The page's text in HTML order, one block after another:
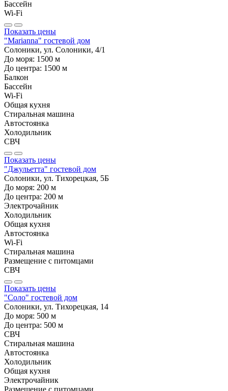
Бассейн
Wi-Fi
Показать цены
"Marianna" гостевой дом
Солоники, ул. Солоники, 4/1
До моря: 1500 м
До центра: 1500 м
Балкон
Бассейн
Wi-Fi
Общая кухня
Стиральная машина
Автостоянка
Холодильник
СВЧ
Показать цены
"Джульетта" гостевой дом
Солоники, ул. Тихорецкая, 5Б
До моря: 200 м
До центра: 200 м
Электрочайник
Холодильник
Общая кухня
Автостоянка
Wi-Fi
Стиральная машина
Размещение с питомцами
СВЧ
Показать цены
"Соло" гостевой дом
Солоники, ул. Тихорецкая, 14
До моря: 500 м
До центра: 500 м
СВЧ
Стиральная машина
Автостоянка
Холодильник
Общая кухня
Электрочайник
Размещение с питомцами